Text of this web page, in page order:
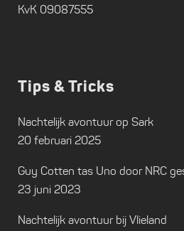
KvK 09087555
Tips & Tricks
Nachtelijk avontuur op Sark
20 februari 2025
Guy Cotten tas Uno door NRC
23 juni 2023
Nachtelijk avontuur bij Vlieland